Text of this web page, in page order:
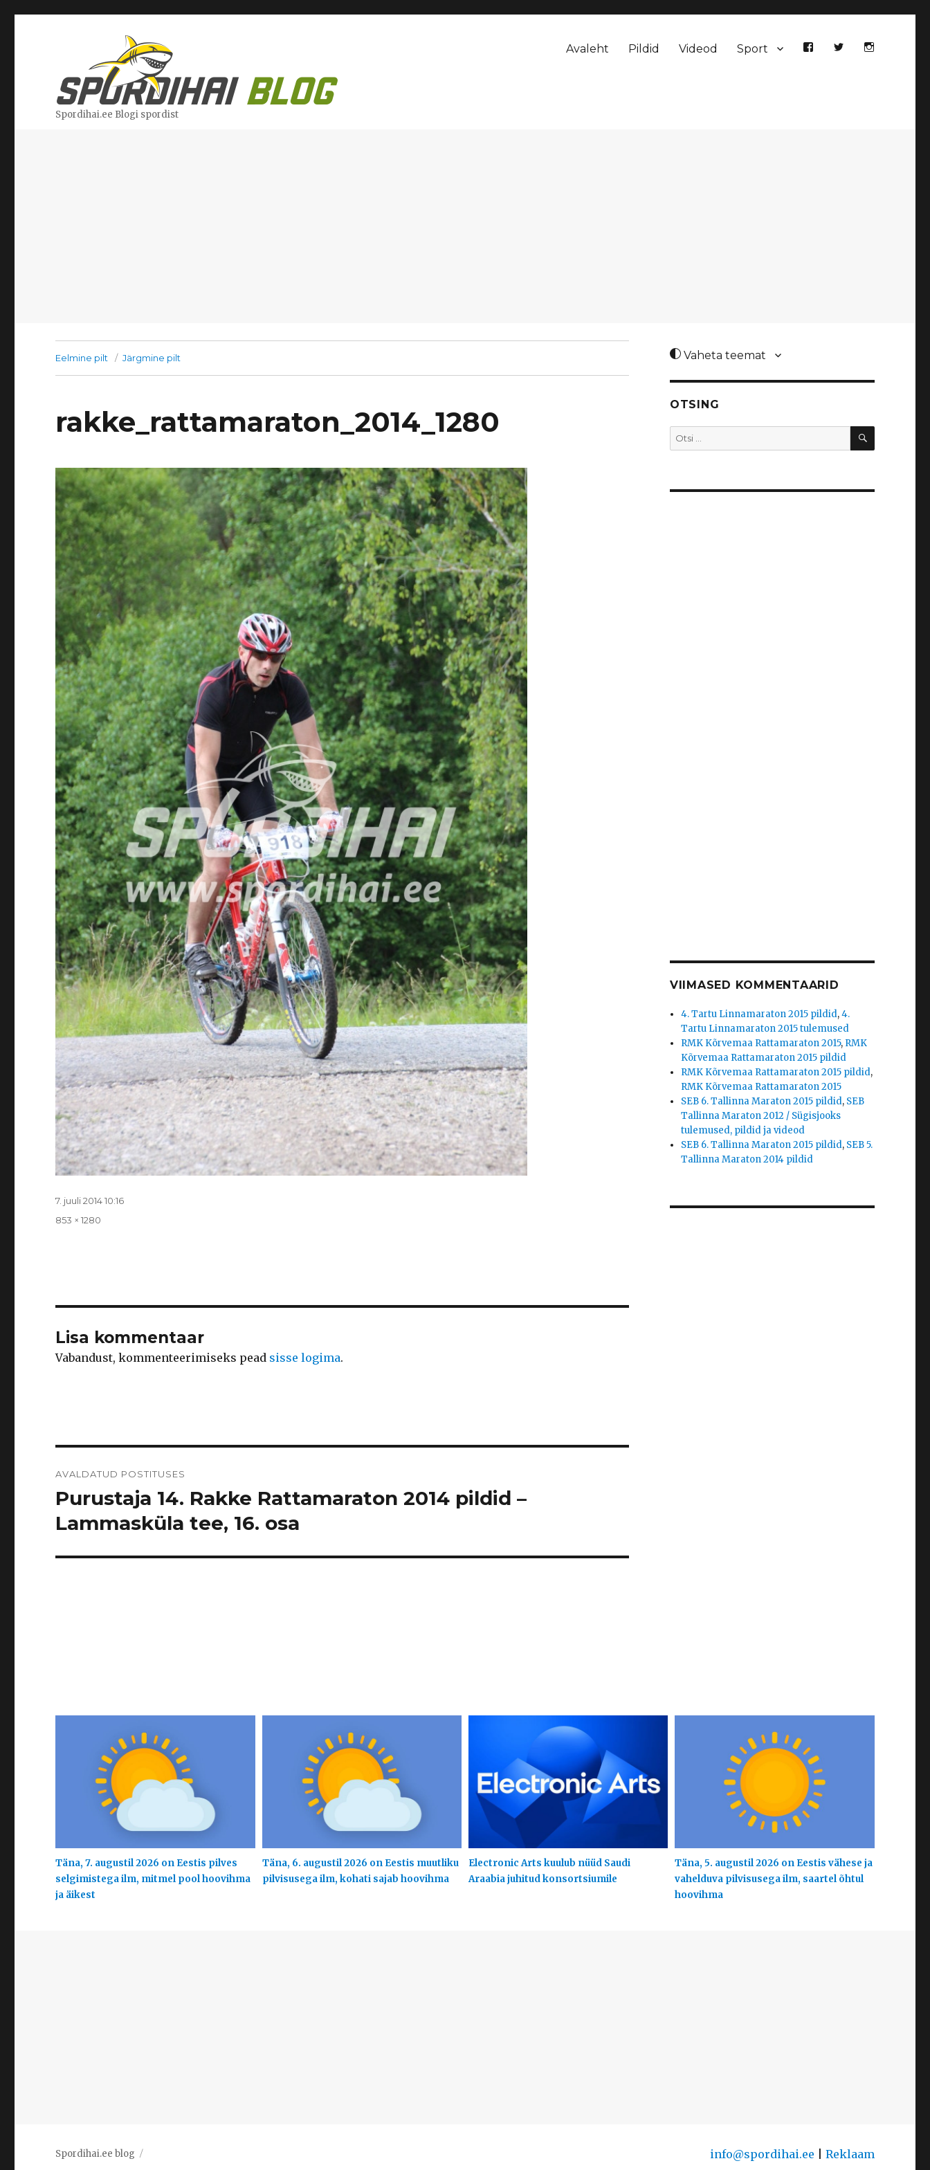
Spordihai.ee Blogi spordist
Avaleht Pildid Videod Sport
Eelmine pilt Järgmine pilt
rakke_rattamaraton_2014_1280
Postitatud
7. juuli 2014 10:16
Täissuurus
853 × 1280
Lisa kommentaar
Vabandust, kommenteerimiseks pead sisse logima.
AVALDATUD POSTITUSES
Purustaja 14. Rakke Rattamaraton 2014 pildid –
Lammasküla tee, 16. osa
Vaheta teemat
OTSING
Otsi: OTSI
VIIMASED KOMMENTAARID
4. Tartu Linnamaraton 2015 pildid,4.
Tartu Linnamaraton 2015 tulemused
RMK Kõrvemaa Rattamaraton 2015, RMK
Kõrvemaa Rattamaraton 2015 pildid
RMK Kõrvemaa Rattamaraton 2015 pildid,
RMK Kõrvemaa Rattamaraton 2015
SEB 6. Tallinna Maraton 2015 pildid, SEB
Tallinna Maraton 2012 / Sügisjooks
tulemused, pildid ja videod
SEB 6. Tallinna Maraton 2015 pildid, SEB 5.
Tallinna Maraton 2014 pildid
Täna, 7. augustil 2026 on Eestis pilves
selgimistega ilm, mitmel pool hoovihma
ja äikest
Täna, 6. augustil 2026 on Eestis muutliku
pilvisusega ilm, kohati sajab hoovihma
Electronic Arts kuulub nüüd Saudi
Araabia juhitud konsortsiumile
Täna, 5. augustil 2026 on Eestis vähese ja
vahelduva pilvisusega ilm, saartel õhtul
hoovihma
Spordihai.ee blog info@spordihai.ee Reklaam